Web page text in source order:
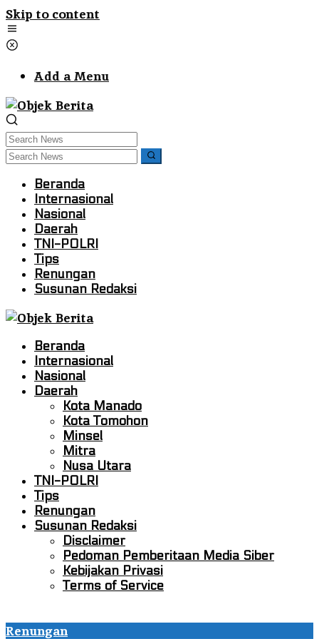
Skip to content
Add a Menu
Beranda
Internasional
Nasional
Daerah
TNI-POLRI
Tips
Renungan
Susunan Redaksi
Beranda
Internasional
Nasional
Daerah
Kota Manado
Kota Tomohon
Minsel
Mitra
Nusa Utara
TNI-POLRI
Tips
Renungan
Susunan Redaksi
Disclaimer
Pedoman Pemberitaan Media Siber
Kebijakan Privasi
Terms of Service
Renungan